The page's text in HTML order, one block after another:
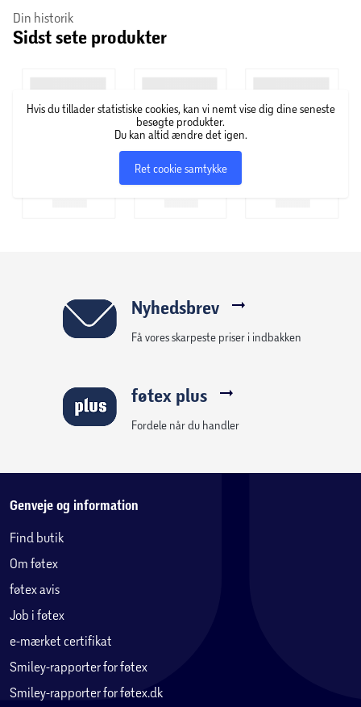
lygter, så man også kan lege natteløb.
*Batterier: Bilen bruger 6 batterier i alt og
unikke kvalitetsprodukter og oplevelser, der lader børn og
Din historik
Sidst sete produkter
Hvis du tillader statistiske cookies, kan vi nemt vise dig dine seneste
besøgte produkter.
Du kan altid ændre det igen.
Ret cookie samtykke
Nyhedsbrev
Få vores skarpeste priser i indbakken
føtex plus
Fordele når du handler
Genveje og information
Find butik
Om føtex
føtex avis
Job i føtex
e-mærket certifikat
Smiley-rapporter for føtex
Smiley-rapporter for føtex.dk